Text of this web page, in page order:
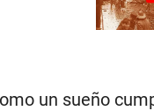
un sueño